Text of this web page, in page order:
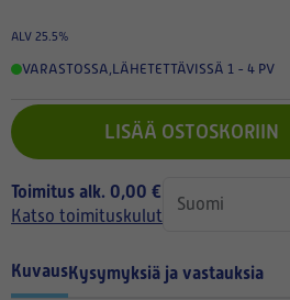
ALV 25.5%
VARASTOSSA,LÄHETETTÄVISSÄ 1 - 4 PV
LISÄÄ OSTOSKORIIN
Toimitus alk. 0,00 €
Katso toimituskulut
KuvausKysymyksiä ja vastauksia